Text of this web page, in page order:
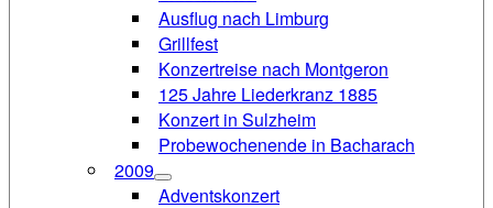
Ausflug nach Limburg
Grillfest
Konzertreise nach Montgeron
125 Jahre Liederkranz 1885
Konzert in Sulzheim
Probewochenende in Bacharach
2009
Adventskonzert